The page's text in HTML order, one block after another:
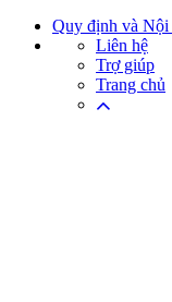
Quy định và Nội
Liên hệ
Trợ giúp
Trang chủ